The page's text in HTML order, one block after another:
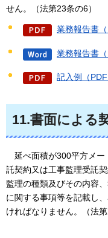
せん。（法第23条の6）
業務報告書（
業務報告書（
記入例（PDF
11.書面による
延べ面積が300平方メー
託契約又は工事監理受託
監理の種類及びその内容
に関する事項等を記載し
ければなりません。（法第